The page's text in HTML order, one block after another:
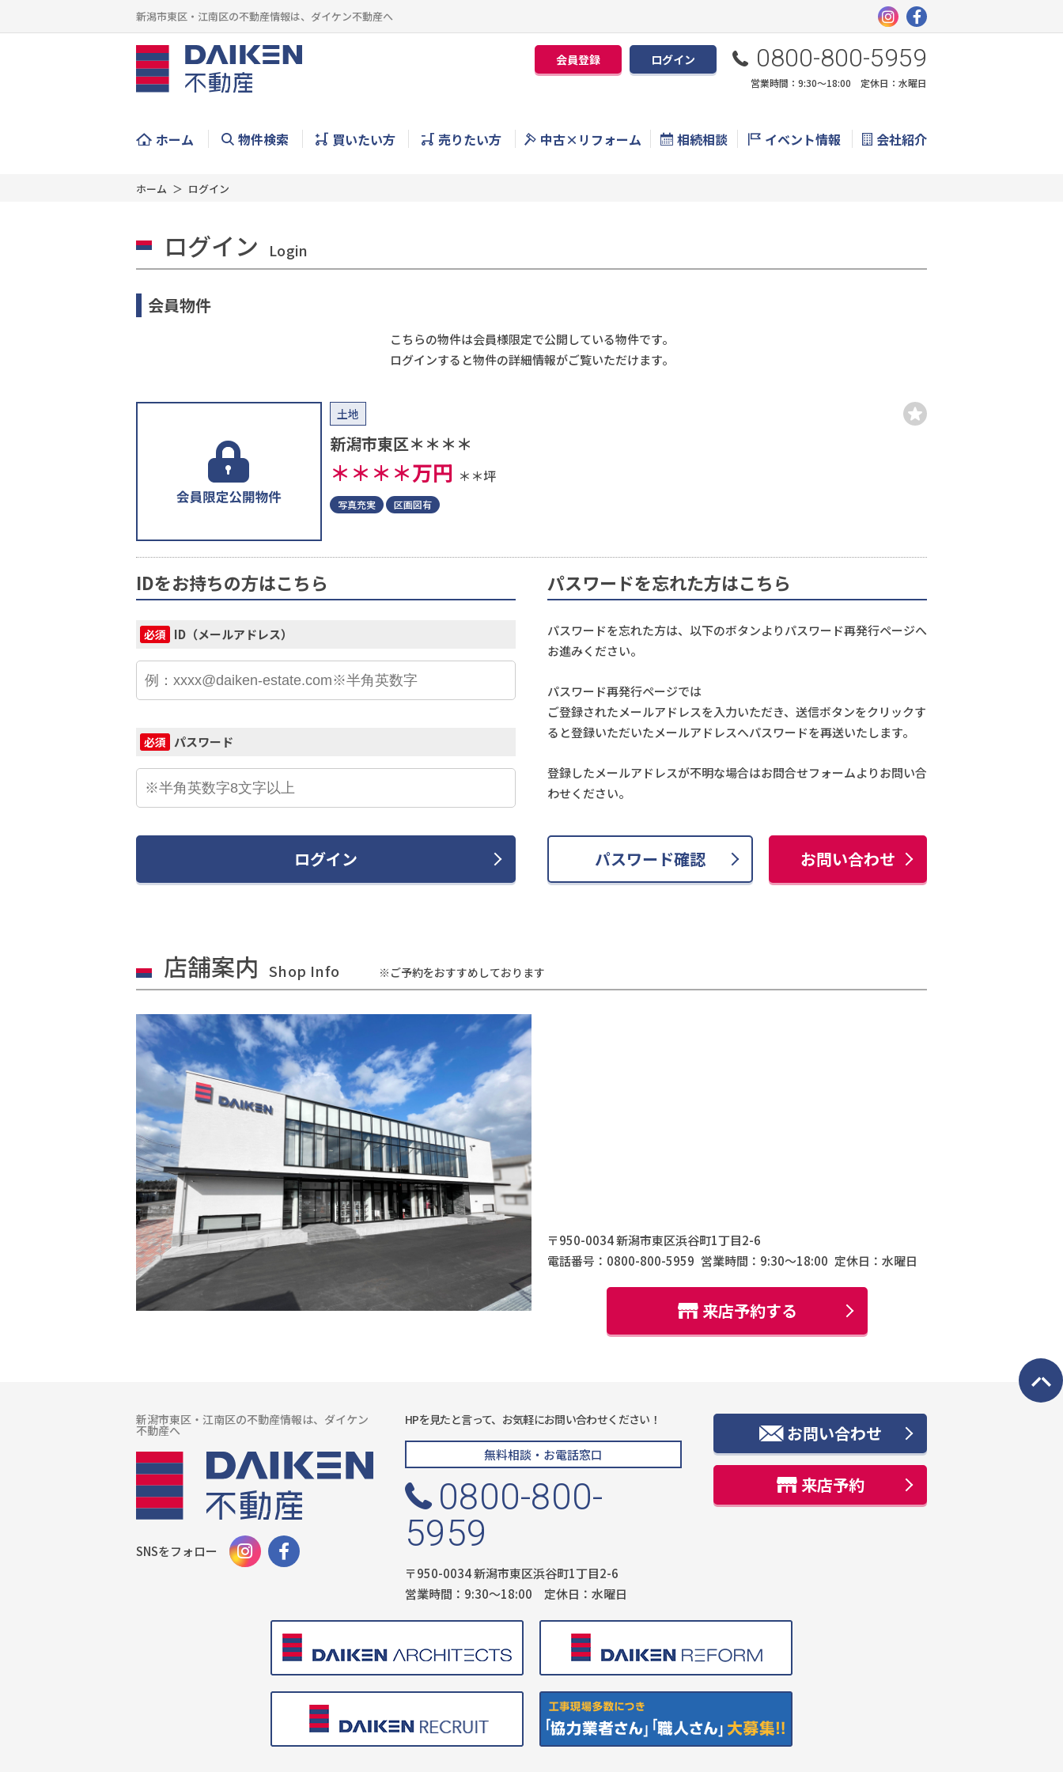
新潟市東区・江南区の不動産情報は、ダイケン不動産へ
会員登録 ログイン 0800-800-5959
営業時間：9:30〜18:00 定休日：水曜日
ホーム 物件検索 買いたい方 売りたい方 中古×リフォーム 相続相談 イベント情報 会社紹介
ホーム ログイン
ログイン Login
会員物件
こちらの物件は会員様限定で公開している物件です。
ログインすると物件の詳細情報がご覧いただけます。
土地
新潟市東区＊＊＊＊
＊＊＊＊万円 ＊＊坪
写真充実 区画図有
IDをお持ちの方はこちら
必須 ID（メールアドレス）
必須 パスワード
ログイン
パスワードを忘れた方はこちら
パスワードを忘れた方は、以下のボタンよりパスワード再発行ページへ
お進みください。
パスワード再発行ページでは
ご登録されたメールアドレスを入力いただき、送信ボタンをクリックす
ると登録いただいたメールアドレスへパスワードを再送いたします。
登録したメールアドレスが不明な場合はお問合せフォームよりお問い合
わせください。
パスワード確認 お問い合わせ
店舗案内 Shop Info ※ご予約をおすすめしております
〒950-0034 新潟市東区浜谷町1丁目2-6
電話番号：0800-800-5959 営業時間：9:30〜18:00 定休日：水曜日
来店予約する
新潟市東区・江南区の不動産情報は、ダイケン
不動産へ
SNSをフォロー
HPを見たと言って、お気軽にお問い合わせください！
無料相談・お電話窓口
0800-800-
5959
〒950-0034 新潟市東区浜谷町1丁目2-6
営業時間：9:30〜18:00 定休日：水曜日
お問い合わせ
来店予約